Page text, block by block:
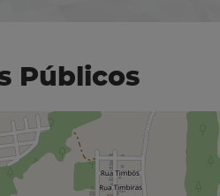
Públicos